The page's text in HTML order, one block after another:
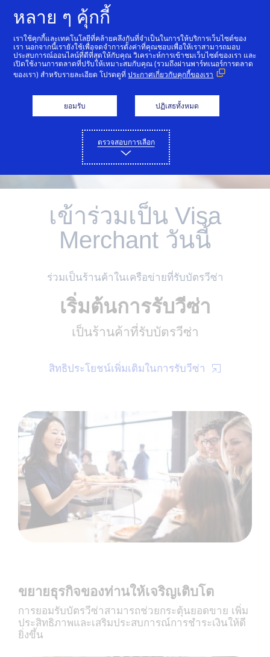
เข้าร่วมเป็น Visa
Merchant วันนี้
ร่วมเป็นร้านค้าในเครือข่ายที่รับบัตรวีซ่า
เริ่มต้นการรับวีซ่า
เป็นร้านค้าที่รับบัตรวีซ่า
สิทธิประโยชน์เพิ่มเติมในการรับวีซ่า
ขยายธุรกิจของท่านให้เจริญเติบโต
การยอมรับบัตรวีซ่าสามารถช่วยกระตุ้นยอดขาย เพิ่ม
ประสิทธิภาพและเสริมประสบการณ์การชำระเงินให้ดี
ยิ่งขึ้น
หลาย ๆ คุ้กกี้
เราใช้คุกกี้และเทคโนโลยีที่คล้ายคลึงกันที่จำเป็นในการให้บริการเว็บไซต์ของ
เรา นอกจากนี้เรายังใช้เพื่อจดจำการตั้งค่าที่คุณชอบเพื่อให้เราสามารถมอบ
ประสบการณ์ออนไลน์ที่ดีที่สุดให้กับคุณ วิเคราะห์การเข้าชมเว็บไซต์ของเรา และ
เปิดใช้งานการตลาดที่ปรับให้เหมาะสมกับคุณ (รวมถึงผ่านพาร์ทเนอร์การตลาด
ของเรา) สำหรับรายละเอียด โปรดดูที่ประกาศเกี่ยวกับคุกกี้ของเรา
ยอมรับ ปฏิเสธทั้งหมด
ตรวจสอบการเลือก